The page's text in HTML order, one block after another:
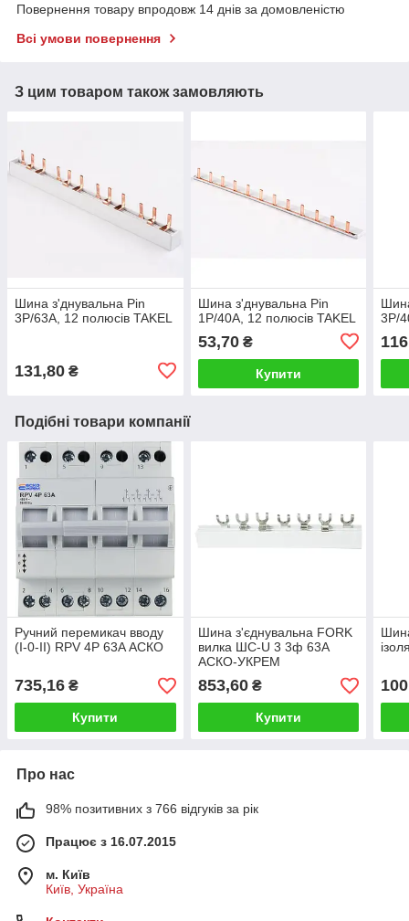
Повернення товару впродовж 14 днів за домовленістю
Всі умови повернення
З цим товаром також замовляють
Шина з'днувальна Pin
3P/63A, 12 полюсів TAKEL
131,80 ₴
Шина з'днувальна Pin
1P/40A, 12 полюсів TAKEL
53,70₴
Купити
3P/
Подібні товари компанії
Ручний перемикач вводу
(І-0-ІІ) RPV 4P 63A АСКО
735,16 ₴
Купити
Шина з'єднувальна FORK
вилка ШС-U 3 3ф 63А
АСКО-УКРЕМ
853,60₴
Купити
Про нас
98% позитивних з 766 відгуків за рік
Працює з 16.07.2015
м. Київ
Київ, Україна